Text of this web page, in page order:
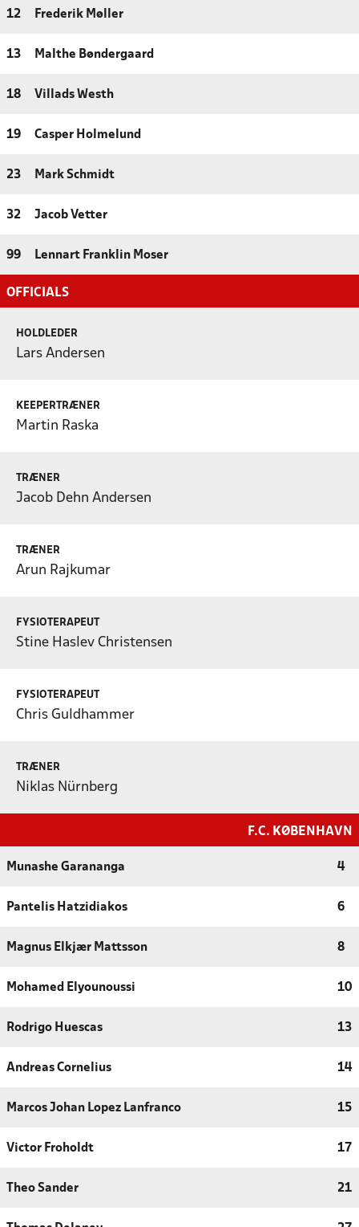
12 Frederik Møller
13 Malthe Bøndergaard
18 Villads Westh
19 Casper Holmelund
23 Mark Schmidt
32 Jacob Vetter
99 Lennart Franklin Moser
OFFICIALS
HOLDLEDER
Lars Andersen
KEEPERTRÆNER
Martin Raska
TRÆNER
Jacob Dehn Andersen
TRÆNER
Arun Rajkumar
FYSIOTERAPEUT
Stine Haslev Christensen
FYSIOTERAPEUT
Chris Guldhammer
TRÆNER
Niklas Nürnberg
F.C. KØBENHAVN
Munashe Garananga 4
Pantelis Hatzidiakos 6
Magnus Elkjær Mattsson 8
Mohamed Elyounoussi 10
Rodrigo Huescas 13
Andreas Cornelius 14
Marcos Johan Lopez Lanfranco 15
Victor Froholdt 17
Theo Sander 21